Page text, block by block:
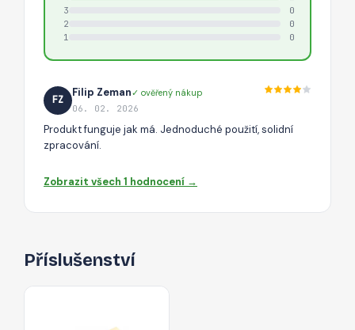
3
0
2
0
1
0
FZ
Filip Zeman✓ ověřený nákup
06. 02. 2026
Produkt funguje jak má. Jednoduché použití, solidní
zpracování.
Zobrazit všech 1 hodnocení →
Příslušenství